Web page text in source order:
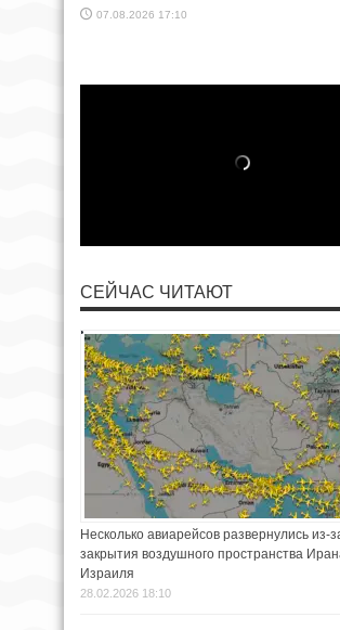
07.08.2026 17:10
СЕЙЧАС ЧИТАЮТ
Несколько авиарейсов развернулись из-
закрытия воздушного пространства
Израиля
28.02.2026 18:10